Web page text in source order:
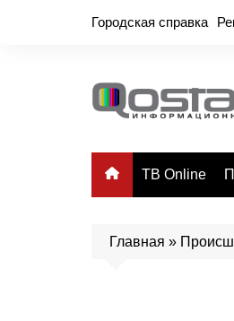
Городская справка
ТВ Online
Главная »